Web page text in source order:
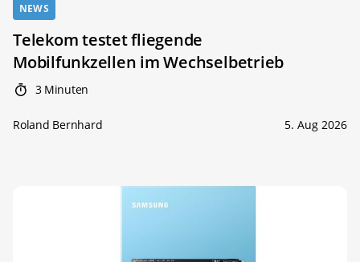
NEWS
Telekom testet fliegende
Mobilfunkzellen im Wechselbetrieb
3 Minuten
Roland Bernhard 5. Aug 2026